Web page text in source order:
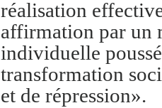
réalisation
affirmation par un
individuelle
transformation
et de répression».